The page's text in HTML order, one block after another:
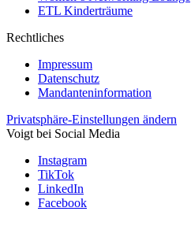
ETL Kinderträume
Rechtliches
Impressum
Datenschutz
Mandanteninformation
Privatsphäre-Einstellungen ändern
Voigt bei Social Media
Instagram
TikTok
LinkedIn
Facebook